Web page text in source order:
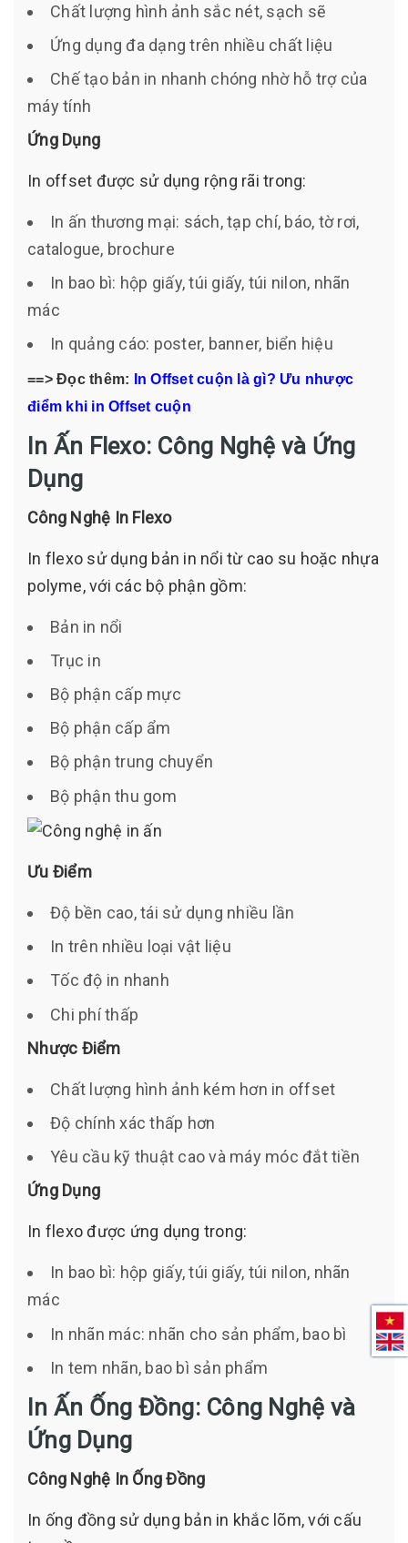
Chất lượng hình ảnh sắc nét, sạch sẽ
Ứng dụng đa dạng trên nhiều chất liệu
Chế tạo bản in nhanh chóng nhờ hỗ trợ của
máy tính
Ứng Dụng
In offset được sử dụng rộng rãi trong:
In ấn thương mại: sách, tạp chí, báo, tờ rơi,
catalogue, brochure
In bao bì: hộp giấy, túi giấy, túi nilon, nhãn
mác
In quảng cáo: poster, banner, biển hiệu
==> Đọc thêm:
In Offset cuộn là gì? Ưu nhược
điểm khi in Offset cuộn
In Ấn Flexo: Công Nghệ và Ứng
Dụng
Công Nghệ In Flexo
In flexo sử dụng bản in nổi từ cao su hoặc nhựa
polyme, với các bộ phận gồm:
Bản in nổi
Trục in
Bộ phận cấp mực
Bộ phận cấp ẩm
Bộ phận trung chuyển
Bộ phận thu gom
Ưu Điểm
Độ bền cao, tái sử dụng nhiều lần
In trên nhiều loại vật liệu
Tốc độ in nhanh
Chi phí thấp
Nhược Điểm
Chất lượng hình ảnh kém hơn in offset
Độ chính xác thấp hơn
Yêu cầu kỹ thuật cao và máy móc đắt tiền
Ứng Dụng
In flexo được ứng dụng trong:
In bao bì: hộp giấy, túi giấy, túi nilon, nhãn
mác
In nhãn mác: nhãn cho sản phẩm, bao bì
In tem nhãn, bao bì sản phẩm
In Ấn Ống Đồng: Công Nghệ và
Ứng Dụng
Công Nghệ In Ống Đồng
In ống đồng sử dụng bản in khắc lõm, với cấu